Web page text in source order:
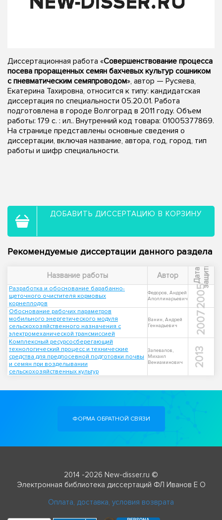
Диссертационная работа «Совершенствование процесса
посева проращенных семян бахчевых культур сошником
с пневматическим семяпроводом», автор — Русяева,
Екатерина Тахировна, относится к типу: кандидатская
диссертация по специальности 05.20.01. Работа
подготовлена в городе Волгоград в 2011 году. Объем
работы: 179 с. : ил.. Внутренний код товара: 01005377869.
На странице представлены основные сведения о
диссертации, включая название, автора, год, город, тип
работы и шифр специальности.
ДОБАВИТЬ ДИССЕРТАЦИЮ В КОРЗИНУ
Рекомендуемые диссертации данного раздела
Название работы Автор Д
а
т
а
з
а
щ
и
т ы
Разработка и обоснование барабанно-
щеточного очистителя кормовых
корнеплодов
Федоров, Андрей
Аполлинарьевич
2005
Обоснование рабочих параметров
мобильного энергетического модуля
сельскохозяйственного назначения с
электромеханической трансмиссией
Ванин, Андрей
Геннадьевич
2007
Комплексный ресурсосберегающий
технологический процесс и технические
средства для предпосевной подготовки почвы
и семян при возделывании
сельскохозяйственных культур
Запевалов,
Михаил
Вениаминович
2013
ФОРМА ОБРАТНОЙ СВЯЗИ
2014 -2026 New-disser.ru ©
Электронная библиотека диссертаций ФЛ Иванов Е О
Оплата, доставка, условия возврата